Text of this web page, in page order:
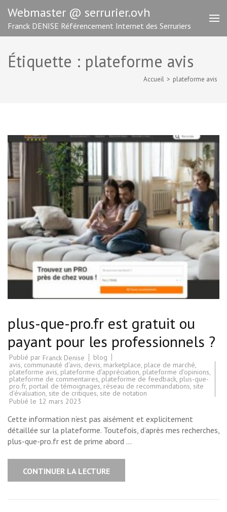
contenu
(Pressez
Webmaster @ serrurier.ovh
Franck DENISE Référencement Internet des Serruriers
Étiquette : plateforme avis
Accueil > plateforme avis
plus-que-pro.fr est gratuit ou
payant pour les professionnels ?
Publié par Franck Denise
blog
avis, communauté d'avis, devis, marketplace, place de marché,
plateforme avis, plateforme d'appréciation, plateforme d'opinions,
plateforme de commentaires, plateforme de feedback, plus-que-
pro.fr, portail de témoignages,réseau de recommandations, site
d'évaluation, site de critiques, site de notation
Publié le 12 mars 2023
Cette information n’est pas aisément et explicitement
détaillée sur la plateforme. Toutefois, d’après mes recherches,
plus-que-pro.fr est de prime abord …
CONTINUER LA LECTURE